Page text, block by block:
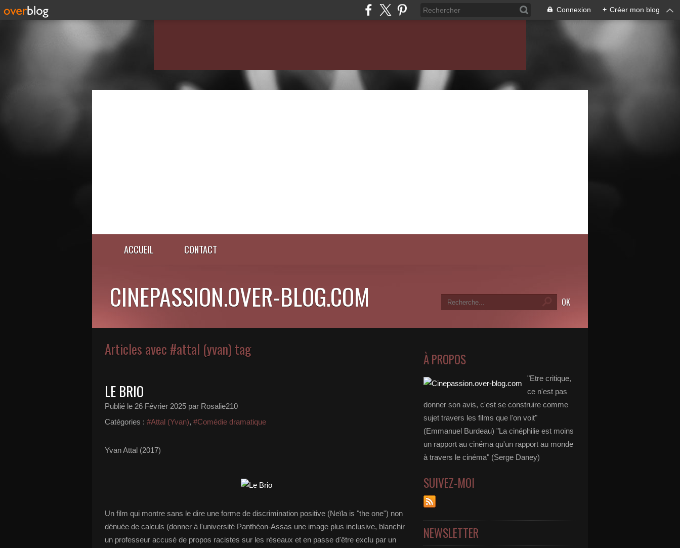
Connexion + Créer mon blog
ACCUEIL CONTACT
CINEPASSION.OVER-BLOG.COM
Articles avec #attal (yvan) tag
LE BRIO
Publié le 26 Février 2025 par Rosalie210
Catégories : #Attal (Yvan), #Comédie dramatique
Yvan Attal (2017)
Un film qui montre sans le dire une forme de discrimination positive (Neïla is "the one") non
dénuée de calculs (donner à l'université Panthéon-Assas une image plus inclusive, blanchir
un professeur accusé de propos racistes sur les réseaux et en passe d'être exclu par un
À PROPOS
"Etre critique,
ce n'est pas
donner son avis, c'est se construire comme
sujet travers les films que l'on voit"
(Emmanuel Burdeau) "La cinéphilie est moins
un rapport au cinéma qu'un rapport au monde
à travers le cinéma" (Serge Daney)
SUIVEZ-MOI
NEWSLETTER